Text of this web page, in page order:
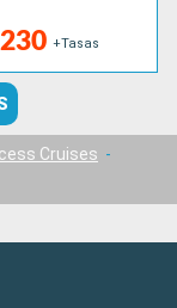
+Tasas
Cruises